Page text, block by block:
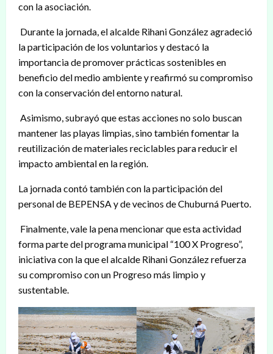
con la asociación.
Durante la jornada, el alcalde Rihani González agradeció
la participación de los voluntarios y destacó la
importancia de promover prácticas sostenibles en
beneficio del medio ambiente y reafirmó su compromiso
con la conservación del entorno natural.
Asimismo, subrayó que estas acciones no solo buscan
mantener las playas limpias, sino también fomentar la
reutilización de materiales reciclables para reducir el
impacto ambiental en la región.
La jornada contó también con la participación del
personal de BEPENSA y de vecinos de Chuburná Puerto.
Finalmente, vale la pena mencionar que esta actividad
forma parte del programa municipal “100 X Progreso”,
iniciativa con la que el alcalde Rihani González refuerza
su compromiso con un Progreso más limpio y
sustentable.